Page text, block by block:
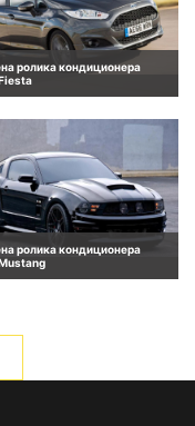
ролика кондиционера
ролика кондиционера